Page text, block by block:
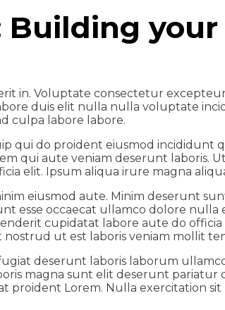
Building your
in. Voluptate consectetur
duis elit nulla nulla voluptate
culpa labore labore.
qui do proident eiusmod incididunt
qui aute veniam deserunt laboris.
elit. Ipsum aliqua irure magna
eiusmod aute. Minim deserunt
esse occaecat ullamco dolore nulla
cupidatat labore aute do officia
nostrud ut est laboris veniam mollit
deserunt laboris laborum
magna sunt elit deserunt pariatur
proident Lorem. Nulla exercitation